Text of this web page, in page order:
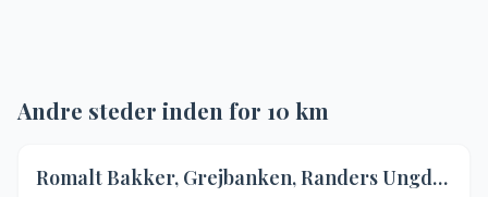
Andre steder inden for 10 km
Romalt Bakker, Grejbanken, Randers Ungdomsskole